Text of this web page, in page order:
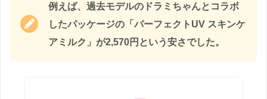
例えば、過去モデルのドラミちゃんとコラボ
したパッケージの「パーフェクトUV スキンケ
アミルク」が2,570円という安さでした。